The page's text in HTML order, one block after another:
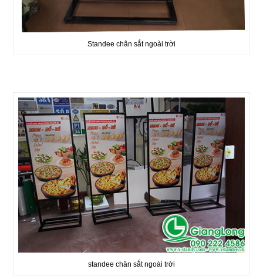
Standee chân sắt ngoài trời
standee chân sắt ngoài trời